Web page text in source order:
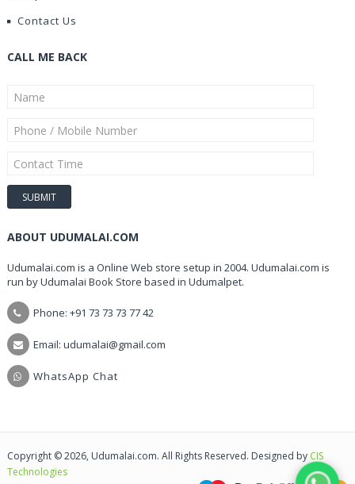
Contact Us
CALL ME BACK
ABOUT UDUMALAI.COM
Udumalai.com is a Online Web store setup in 2004. Udumalai.com is
run by Udumalai Book Store based in Udumalpet.
Phone: +91 73 73 73 77 42
Email: udumalai@gmail.com
WhatsApp Chat
Copyright © 2026, Udumalai.com. All Rights Reserved. Designed by CIS
Technologies